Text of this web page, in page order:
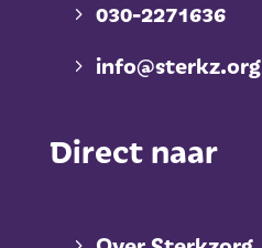
030-2271636
info@sterkz.org
Direct naar